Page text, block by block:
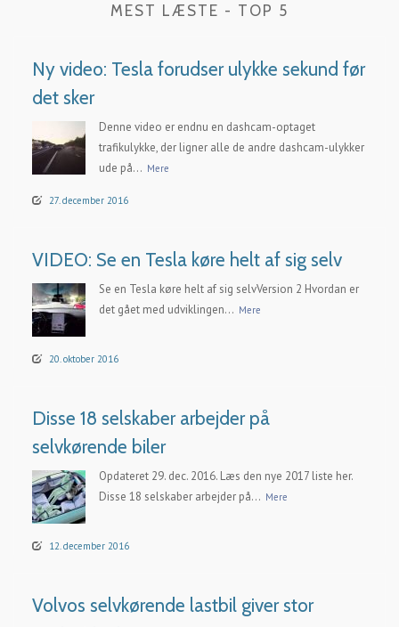
MEST LÆSTE - TOP 5
Ny video: Tesla forudser ulykke sekund før
det sker
Denne video er endnu en dashcam-optaget
trafikulykke, der ligner alle de andre dashcam-ulykker
ude på... Mere
27. december 2016
VIDEO: Se en Tesla køre helt af sig selv
Se en Tesla køre helt af sig selvVersion 2 Hvordan er
det gået med udviklingen... Mere
20. oktober 2016
Disse 18 selskaber arbejder på
selvkørende biler
Opdateret 29. dec. 2016. Læs den nye 2017 liste her.
Disse 18 selskaber arbejder på... Mere
12. december 2016
Volvos selvkørende lastbil giver stor